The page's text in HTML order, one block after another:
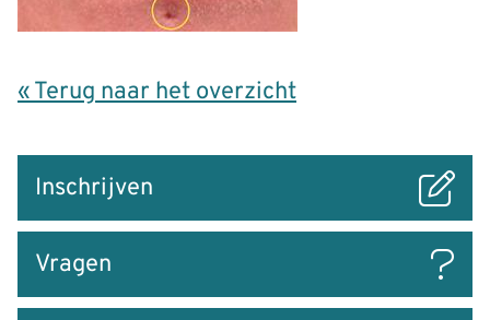
« Terug naar het overzicht
naar
Inschrijven
Vragen